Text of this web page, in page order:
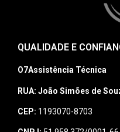
QUALIDADE E
O7Assistência Técnica
RUA: João Simões de
CEP: 1193070-8703